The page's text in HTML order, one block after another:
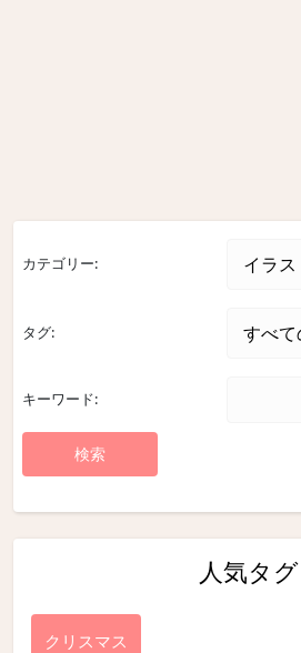
カテゴリー:
タグ:
キーワード:
人気タグ
クリスマス